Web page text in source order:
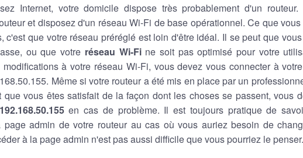
Internet, votre domicile dispose très probablement d'un routeur.
et disposez d'un réseau Wi-Fi de base opérationnel. Ce que
c'est que votre réseau préréglé est loin d'être idéal. Il se peut que
ou que votre réseau Wi-Fine soit pas optimisé pour votre
à votre réseau Wi-Fi, vous devez vous connecter à
Même si votre routeur a été mis en place par un
que vous êtes satisfait de la façon dont les choses se passent, vous
192.168.50.155en cas de problème. Il est toujours pratique de
admin de votre routeur au cas où vous auriez besoin de
à la page admin n'est pas aussi difficile que vous pourriez le penser.